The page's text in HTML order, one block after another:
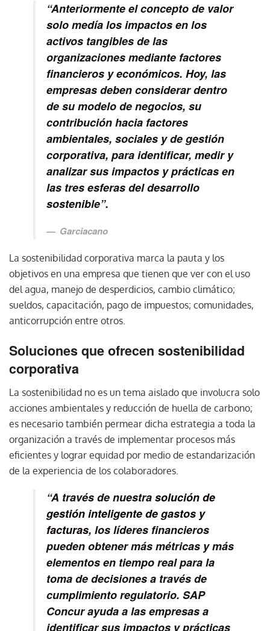
“Anteriormente el concepto de valor
solo medía los impactos en los
activos tangibles de las
organizaciones mediante factores
financieros y económicos. Hoy, las
empresas deben considerar dentro
de su modelo de negocios, su
contribución hacia factores
ambientales, sociales y de gestión
corporativa, para identificar, medir y
analizar sus impactos y prácticas en
las tres esferas del desarrollo
sostenible”.
Garciacano
La sostenibilidad corporativa marca la pauta y los
objetivos en una empresa que tienen que ver con el uso
del agua, manejo de desperdicios, cambio climático;
sueldos, capacitación, pago de impuestos; comunidades,
anticorrupción entre otros.
Soluciones que ofrecen sostenibilidad
corporativa
La sostenibilidad no es un tema aislado que involucra solo
acciones ambientales y reducción de huella de carbono;
es necesario también permear dicha estrategia a toda la
organización a través de implementar procesos más
eficientes y lograr equidad por medio de estandarización
de la experiencia de los colaboradores.
“A través de nuestrasolución de
gestión inteligente de gastos y
facturas, los líderes financieros
pueden obtener más métricas y más
elementos en tiempo real para la
toma de decisiones a través de
cumplimiento regulatorio. SAP
Concur ayuda a las empresas a
identificar sus impactos y prácticas